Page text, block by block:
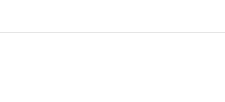
koju porede s Dilettom Leotom